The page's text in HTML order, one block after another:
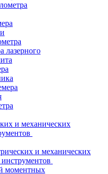
лазерного
и механических
и механических
моментных